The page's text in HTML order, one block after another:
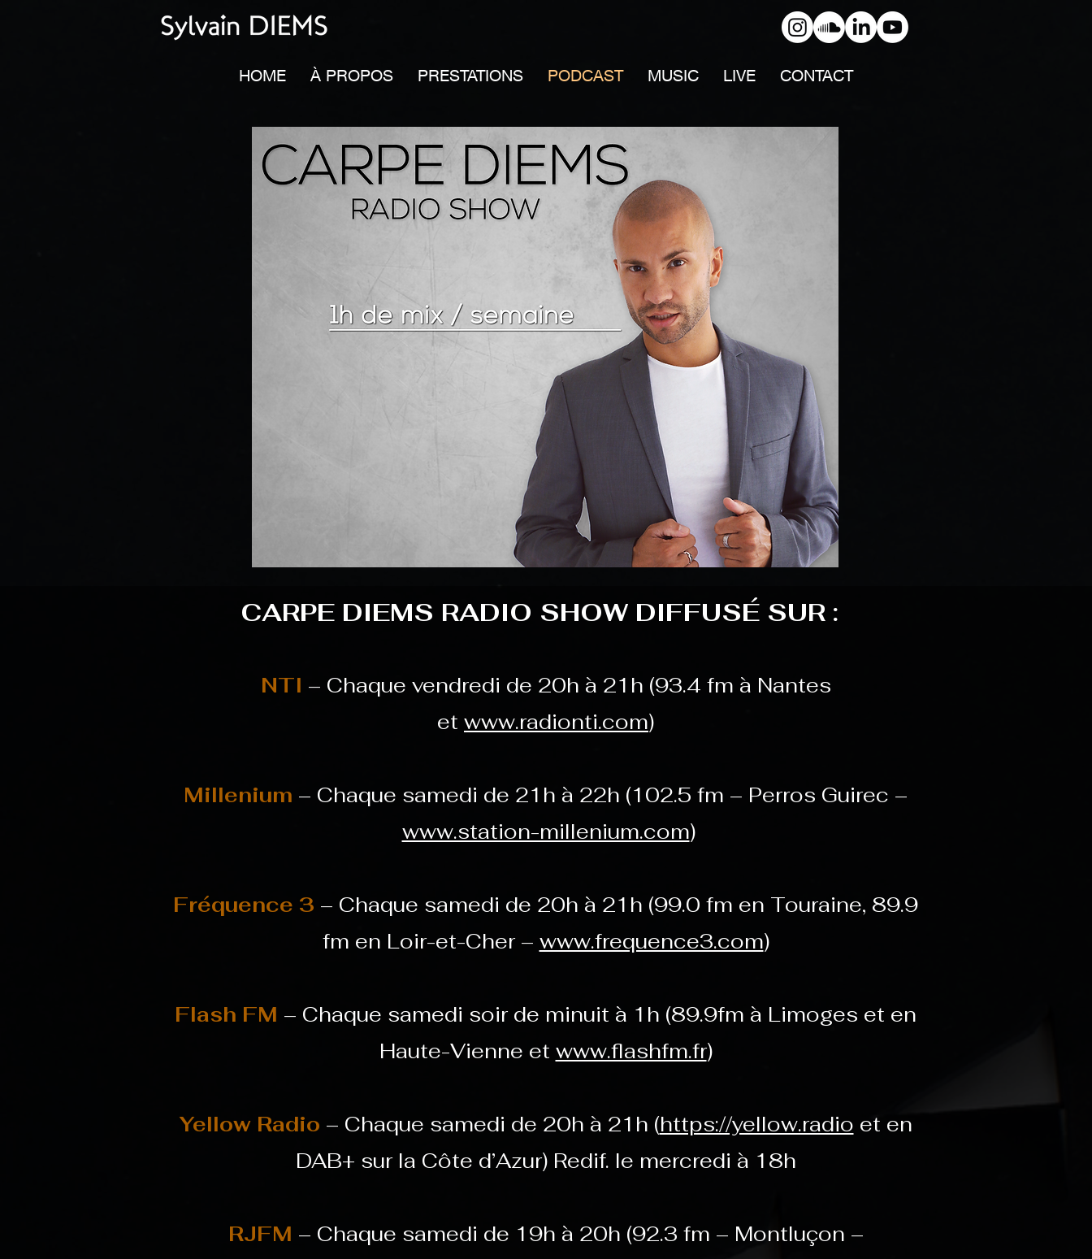
HOME À PROPOS PRESTATIONS PODCAST MUSIC LIVE CONTACT
CARPE DIEMS RADIO SHOW DIFFUSÉ SUR :
NTI – Chaque vendredi de 20h à 21h (93.4 fm à Nantes
et www.radionti.com)
Millenium – Chaque samedi de 21h à 22h (102.5 fm – Perros Guirec –
www.station-millenium.com)
Fréquence 3 – Chaque samedi de 20h à 21h (99.0 fm en Touraine, 89.9
fm en Loir-et-Cher – www.frequence3.com)
Flash FM – Chaque samedi soir de minuit à 1h (89.9fm à Limoges et en
Haute-Vienne et www.flashfm.fr)
Yellow Radio – Chaque samedi de 20h à 21h (https://yellow.radio et en
DAB+ sur la Côte d’Azur) Redif. le mercredi à 18h
RJFM – Chaque samedi de 19h à 20h (92.3 fm – Montluçon –